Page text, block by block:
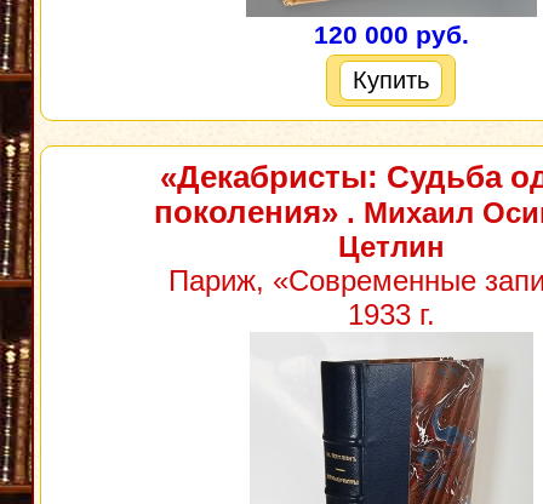
120 000 руб.
Купить
«Декабристы: Судьба
поколения». Михаил
Цетлин
Париж, «Современные
1933 г.